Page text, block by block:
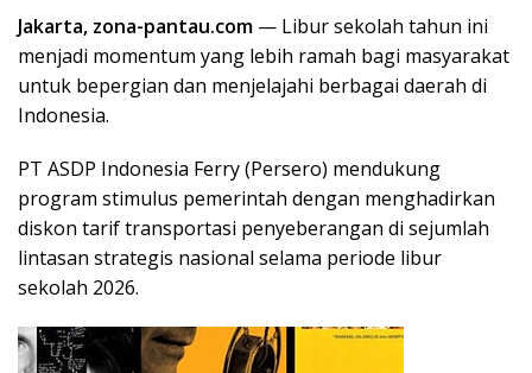
Jakarta, zona-pantau.com — Libur sekolah tahun ini
menjadi momentum yang lebih ramah bagi masyarakat
untuk bepergian dan menjelajahi berbagai daerah di
Indonesia.
PT ASDP Indonesia Ferry (Persero) mendukung
program stimulus pemerintah dengan menghadirkan
diskon tarif transportasi penyeberangan di sejumlah
lintasan strategis nasional selama periode libur
sekolah 2026.